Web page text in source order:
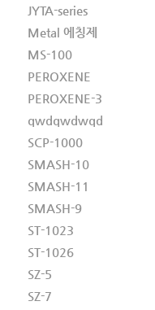
JYTA-series
Metal 에칭제
MS-100
PEROXENE
PEROXENE-3
qwdqwdwqd
SCP-1000
SMASH-10
SMASH-11
SMASH-9
ST-1023
ST-1026
SZ-5
SZ-7